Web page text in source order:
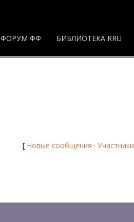
ФОРУМ ФФ БИБЛИОТЕКА RRU
[ Новые сообщения · Участники